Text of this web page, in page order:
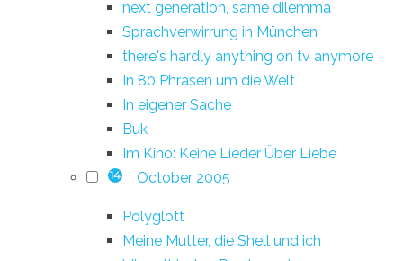
next generation, same dilemma
Sprachverwirrung in München
there's hardly anything on tv anymore
In 80 Phrasen um die Welt
In eigener Sache
Buk
Im Kino: Keine Lieder Über Liebe
14 October 2005
Polyglott
Meine Mutter, die Shell und ich